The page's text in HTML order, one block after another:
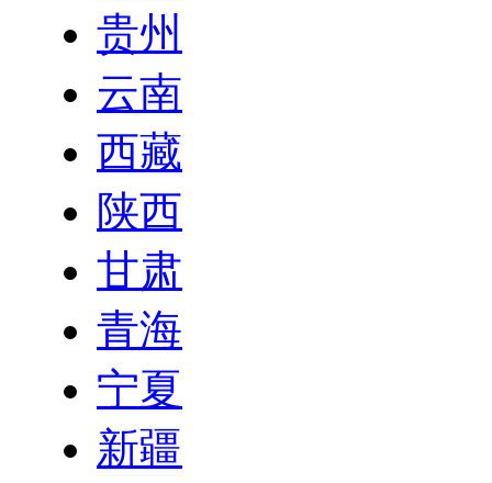
贵州
云南
西藏
陕西
甘肃
青海
宁夏
新疆